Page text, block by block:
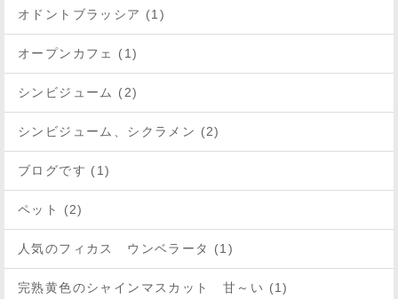
オドントブラッシア (1)
オープンカフェ (1)
シンビジューム (2)
シンビジューム、シクラメン (2)
ブログです (1)
ペット (2)
人気のフィカス ウンベラータ (1)
完熟黄色のシャインマスカット 甘～い (1)